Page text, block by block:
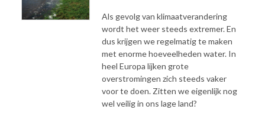
Als gevolg van klimaatverandering
wordt het weer steeds extremer. En
dus krijgen we regelmatig te maken
met enorme hoeveelheden water. In
heel Europa lijken grote
overstromingen zich steeds vaker
voor te doen. Zitten we eigenlijk nog
wel veilig in ons lage land?